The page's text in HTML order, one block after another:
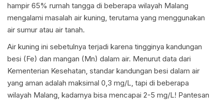
hampir 65% rumah tangga di beberapa wilayah Malang
mengalami masalah air kuning, terutama yang menggunakan
air sumur atau air tanah.
Air kuning ini sebetulnya terjadi karena tingginya kandungan
besi (Fe) dan mangan (Mn) dalam air. Menurut data dari
Kementerian Kesehatan, standar kandungan besi dalam air
yang aman adalah maksimal 0,3 mg/L, tapi di beberapa
wilayah Malang, kadarnya bisa mencapai 2-5 mg/L! Pantesan